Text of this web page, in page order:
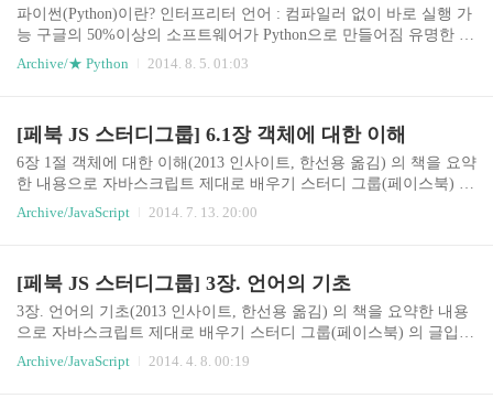
23.45, -1234.5, 3.4e10복소수1 + 2j, -3j8진수0o34, 0o2516진수0x2A, 0
xFFpython 에서 표현할 수 있는 자료형은 위와 같다. 여타 다른언어
들과 큰 차이점이 없음을 알 수 있다.숫자연산>>> a = 3 >..
파이썬(Python)이란? 인터프리터 언어 : 컴파일러 없이 바로 실행 가
능 구글의 50%이상의 소프트웨어가 Python으로 만들어짐 유명한 것
중 DropBox 도 Python으로 만들어짐.(우와~!) 공동작업과 유지보수
가 매우 쉽고 편하다. (인기몰이중, 나도 대세에 따라..) 1. 파이썬의
장을 보는듯한 프로그래밍 언어 이다. 문법이 쉬워 빠르게 학습할 수
있다. 강력하다 속도가 필요한 부분은 C로 모듈을 제작하고, Python
으로 뼈대를 제작하면 성능을 극대화 할 수 있다. 무료이다. 간결하
Archive/★ Python 2014. 8. 5. 01:03
[페북 JS 스터디그룹] 6.1장 객체에 대한 이해
6장 1절 객체에 대한 이해(2013 인사이트, 한선용 옮김) 의 책을 요약
한 내용으로 자바스크립트 제대로 배우기 스터디 그룹(페이스북) 의
글입니다. 자바스크립트에서 객체를 어떻게 만드는 것인지에 대한
방법을 간단하게 설명하고 있으며, 객체 프로퍼티의 종류와 접근 방
ame = function() { return this.name; }; 또 다른 방법은 객체의 리터럴
표기법을 이용해서 만드는 방법이 있다. var obj ={ name: "son" ,getN
ame: function() { re..
Archive/JavaScript 2014. 7. 13. 20:00
[페북 JS 스터디그룹] 3장. 언어의 기초
3장. 언어의 기초(2013 인사이트, 한선용 옮김) 의 책을 요약한 내용
으로 자바스크립트 제대로 배우기 스터디 그룹(페이스북) 의 글입니
다.3.1 문법3.1.1 대소문자 구분 자바 스크립트는 대소문자를 구분합
니다.3.1.2 식별자 식별자란 변수나 함수, 프로퍼티, 함수 매개변수
Archive/JavaScript 2014. 4. 8. 00:19